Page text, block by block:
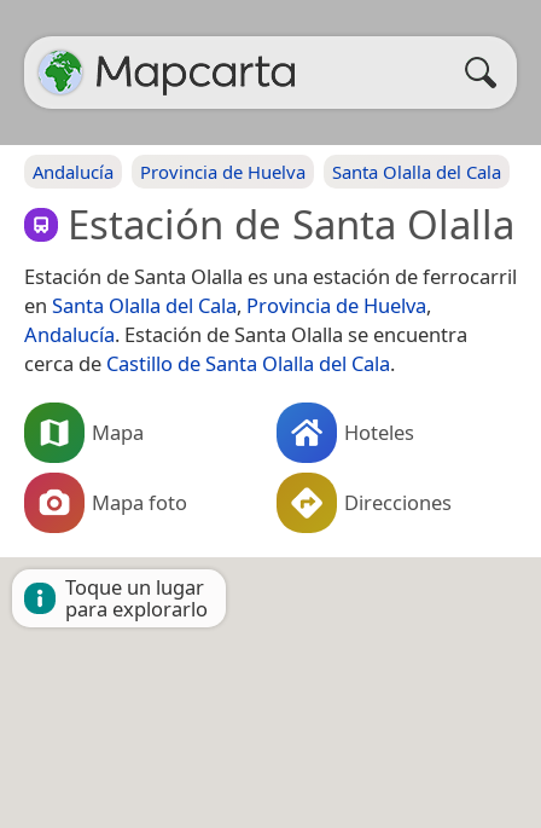
Andalucía Provincia de Huelva Santa Olalla del Cala
Estación de Santa Olalla
Estación de Santa Olalla es una estación de ferrocarril
en Santa Olalla del Cala, Provincia de Huelva,
Andalucía. Estación de Santa Olalla se encuentra
cerca de Castillo de Santa Olalla del Cala.
Mapa Hoteles
Mapa foto Direcciones
Toque un lugar
para explorarlo